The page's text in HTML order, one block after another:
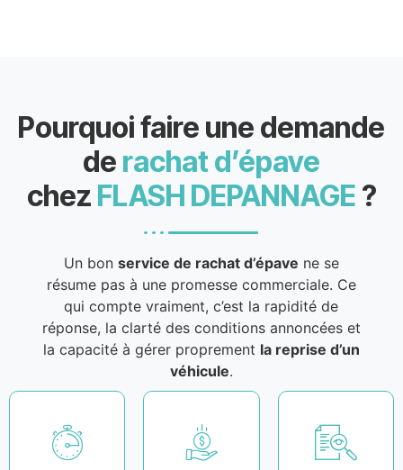
Pourquoi faire une demande
de rachat d’épave
chez FLASH DEPANNAGE ?
Un bon service de rachat d’épave ne se
résume pas à une promesse commerciale. Ce
qui compte vraiment, c’est la rapidité de
réponse, la clarté des conditions annoncées et
la capacité à gérer proprement la reprise d’un
véhicule.